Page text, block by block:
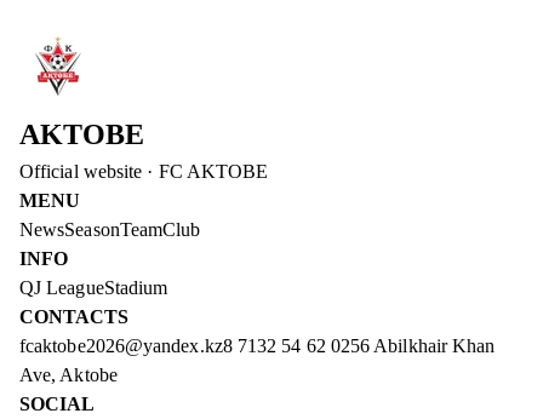
Read more
AKTOBE
Official website · FC AKTOBE
MENU
NewsSeasonTeamClub
INFO
QJ LeagueStadium
CONTACTS
fcaktobe2026@yandex.kz8 7132 54 62 0256 Abilkhair Khan
Ave, Aktobe
SOCIAL